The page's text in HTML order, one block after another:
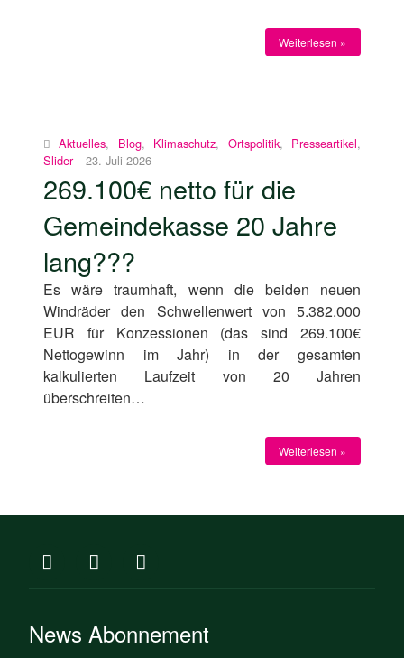
Weiterlesen »
Aktuelles, Blog, Klimaschutz, Ortspolitik, Presseartikel,
Slider
23. Juli 2026
269.100€ netto für die
Gemeindekasse 20 Jahre
lang???
Es wäre traumhaft, wenn die beiden neuen
Windräder den Schwellenwert von 5.382.000
EUR für Konzessionen (das sind 269.100€
Nettogewinn im Jahr) in der gesamten
kalkulierten Laufzeit von 20 Jahren
überschreiten…
Weiterlesen »
News Abonnement